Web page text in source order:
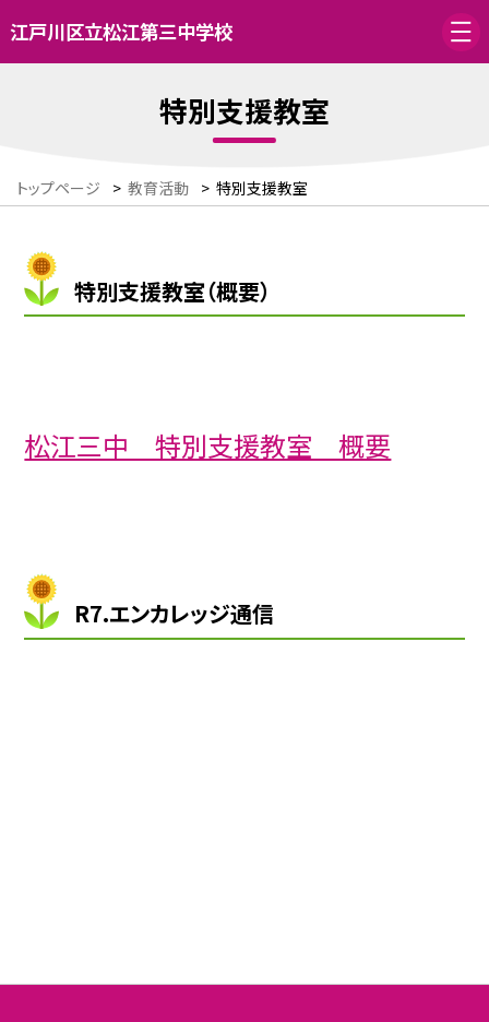
江戸川区立松江第三中学校
特別支援教室
トップページ > 教育活動 > 特別支援教室
特別支援教室（概要）
松江三中 特別支援教室 概要
R7.エンカレッジ通信